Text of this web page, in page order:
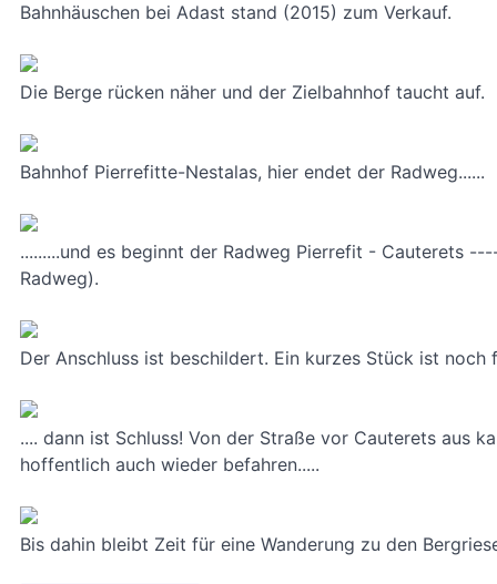
Bahnhäuschen bei Adast stand (2015) zum Verkauf.
Die Berge rücken näher und der Zielbahnhof taucht auf.
Bahnhof Pierrefitte-Nestalas, hier endet der Radweg......
.........und es beginnt der Radweg Pierrefit - Cauterets
Radweg).
Der Anschluss ist beschildert. Ein kurzes Stück ist noch
.... dann ist Schluss! Von der Straße vor Cauterets aus
hoffentlich auch wieder befahren.....
Bis dahin bleibt Zeit für eine Wanderung zu den